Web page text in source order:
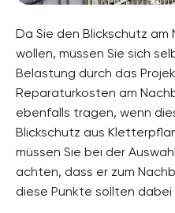
Da Sie den Blickschutz
wollen, müssen Sie sich
Belastung durch das
Reparaturkosten am
ebenfalls tragen, wenn
Blickschutz aus
müssen Sie bei der
achten, dass er zum
diese Punkte sollten